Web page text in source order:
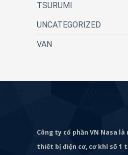
TSURUMI
UNCATEGORIZED
VAN
Công ty cổ phần VN Nasa
thiết bị điện cơ, cơ khí số 1